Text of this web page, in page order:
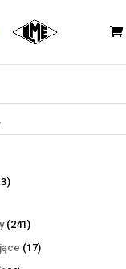
803
241241
produktów
1717